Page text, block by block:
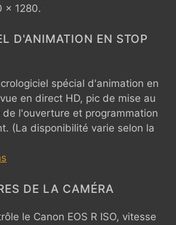
x 1280.
D'ANIMATION EN STOP
spécial d'animation en
en direct HD, pic de mise au
l'ouverture et programmation
(La disponibilité varie selon la
DE LA CAMÉRA
le Canon EOS R ISO, vitesse